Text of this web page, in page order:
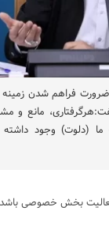
فراهم شدن زمینه
مانع و
(دلوت) وجود داشته
بخش خصوصی